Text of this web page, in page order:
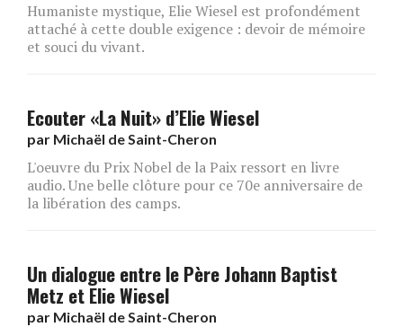
Humaniste mystique, Elie Wiesel est profondément
attaché à cette double exigence : devoir de mémoire
et souci du vivant.
Ecouter «La Nuit» d’Elie Wiesel
par Michaël de Saint-Cheron
L'oeuvre du Prix Nobel de la Paix ressort en livre
audio. Une belle clôture pour ce 70e anniversaire de
la libération des camps.
Un dialogue entre le Père Johann Baptist
Metz et Elie Wiesel
par Michaël de Saint-Cheron